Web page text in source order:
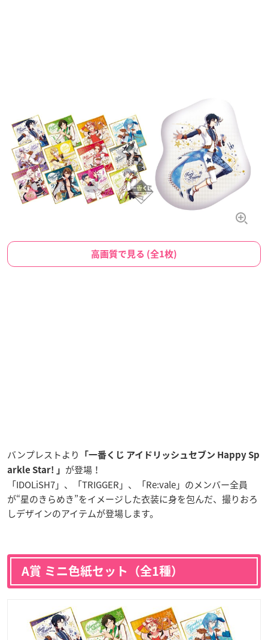
高画質で見る (全1枚)
バンプレストより
「一番くじ アイドリッシュセブン Happy Sp
arkle Star! 」 が登場！
「IDOLiSH7」、「TRIGGER」、「Re:vale」のメンバー全員
が“星のきらめき”をイメージした衣装に身を包んだ、撮りおろ
しデザインのアイテムが登場します。
A賞 ミニ色紙セット（全1種）